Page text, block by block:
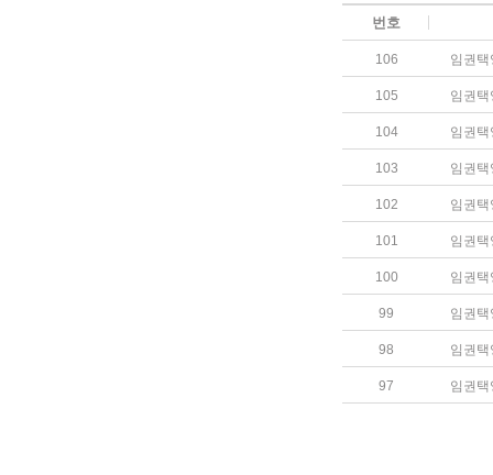
번호
106 임권
105 임권
104 임권
103 임권
102 임권
101 임권
100 임권
99 임권
98 임권
97 임권